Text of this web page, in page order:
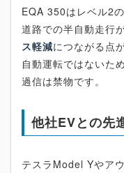
EQA 350はレベル2
道路での半自動走行
ス軽減につながる点
自動運転ではないた
過信は禁物です。
他社EVとの先
テスラModel Yやア